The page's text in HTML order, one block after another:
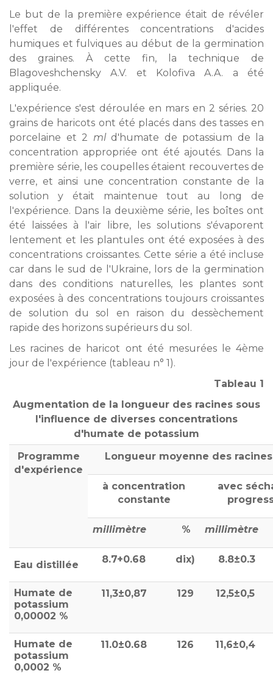
Le but de la première expérience était de révéler
l'effet de différentes concentrations d'acides
humiques et fulviques au début de la germination
des graines. À cette fin, la technique de
Blagoveshchensky A.V. et Kolofiva A.A. a été
appliquée.
L'expérience s'est déroulée en mars en 2 séries. 20
grains de haricots ont été placés dans des tasses en
porcelaine et 2 mld'humate de potassium de la
concentration appropriée ont été ajoutés. Dans la
première série, les coupelles étaient recouvertes de
verre, et ainsi une concentration constante de la
solution y était maintenue tout au long de
l'expérience. Dans la deuxième série, les boîtes ont
été laissées à l'air libre, les solutions s'évaporent
lentement et les plantules ont été exposées à des
concentrations croissantes. Cette série a été incluse
car dans le sud de l'Ukraine, lors de la germination
dans des conditions naturelles, les plantes sont
exposées à des concentrations toujours croissantes
de solution du sol en raison du dessèchement
rapide des horizons supérieurs du sol.
Les racines de haricot ont été mesurées le 4ème
jour de l'expérience (tableau n° 1).
Tableau 1
Augmentation de la longueur des racines sous
l'influence de diverses concentrations
d'humate de potassium
Programme
d'expérience
Longueur moyenne des racines
à concentration
constante
avec
millimètre % millimètre
Eau distillée 8.7+0.68 dix) 8.8±0.3
Humate de
potassium
0,00002 %
11,3±0,87 129 12,5±0,5
Humate de
potassium
0,0002 %
11.0±0.68 126 11,6±0,4